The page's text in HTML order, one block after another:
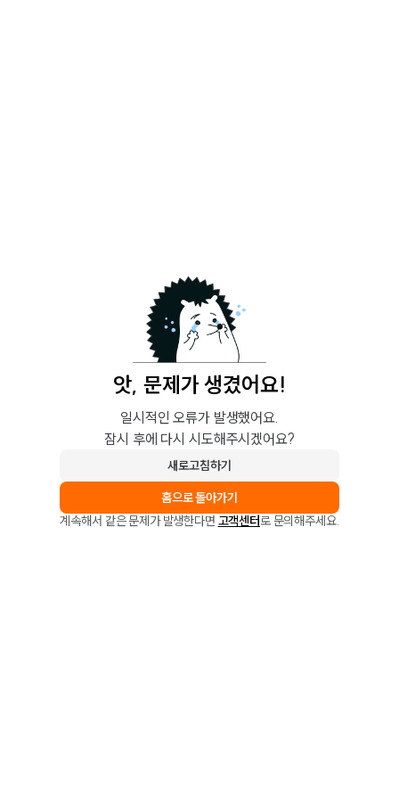
앗, 문제가 생겼어요!
일시적인 오류가 발생했어요.
잠시 후에 다시 시도해주시겠어요?
새로고침하기
홈으로 돌아가기
계속해서 같은 문제가 발생한다면 고객센터로 문의해주세요.